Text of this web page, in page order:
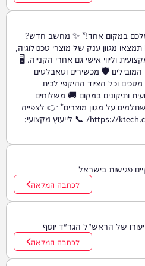
שלכם במקום אחד!* ✨ מחשב חדש?
מדפסת? מכשיר מוגן? ב-K-TECH תמצאו מגוון ענק של מוצרי טכנולוגיה,
וליווי אישי גם אחרי הקנייה. 🖥️
המובילים 🛡️ מכשירים וטאבלטים
וכל הציוד ההיקפי לבית
ותיקונים במקום 🚚 משלוחים
על מגוון מוצרים* 👉 לצפייה
בקטלוג ולהזמנות באתר >> https://ktech.co.il/ 📞 לייעוץ מקצועי:
פגישות בישראל
לכתבה המלאה
של הראש"ל הגר"ד יוסף
לכתבה המלאה